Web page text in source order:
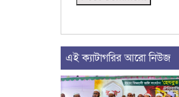
এই ক্যাটাগরির আরো নিউজ